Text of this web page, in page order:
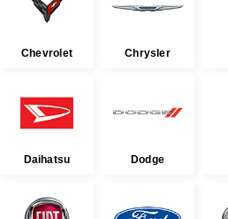
Chevrolet Chrysler
Daihatsu Dodge